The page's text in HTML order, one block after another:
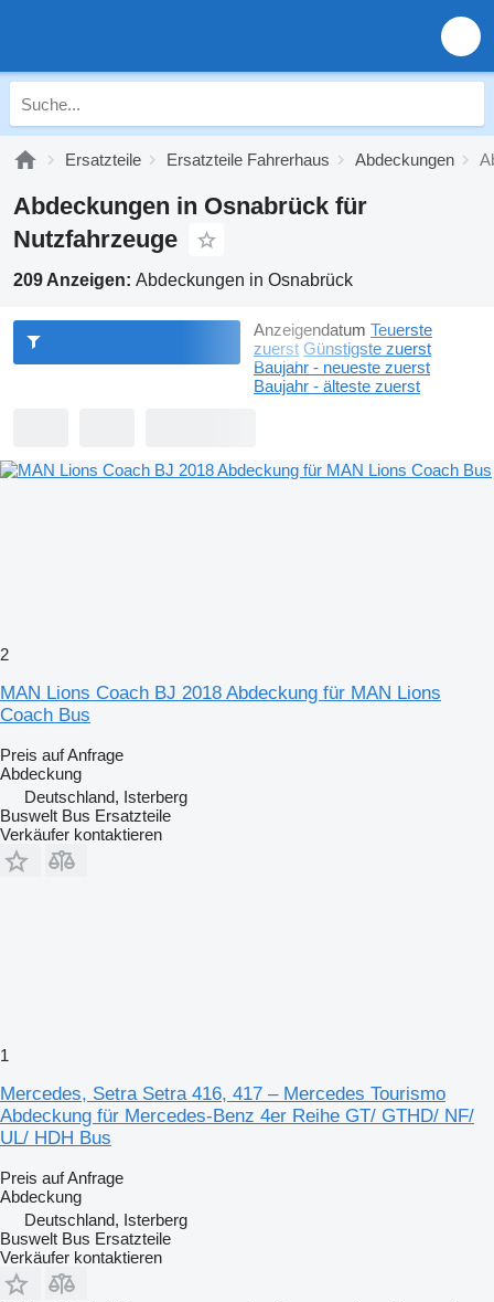
Ersatzteile Ersatzteile Fahrerhaus Abdeckungen
Abdeckungen in Osnabrück für
Nutzfahrzeuge
209 Anzeigen: Abdeckungen in Osnabrück
Anzeigendatum Teuerste
zuerst Günstigste zuerst
Baujahr - neueste zuerst
Baujahr - älteste zuerst
2
MAN Lions Coach BJ 2018 Abdeckung für MAN Lions
Coach Bus
Preis auf Anfrage
Abdeckung
Deutschland, Isterberg
Buswelt Bus Ersatzteile
Verkäufer kontaktieren
1
Mercedes, Setra Setra 416, 417 – Mercedes Tourismo
Abdeckung für Mercedes-Benz 4er Reihe GT/ GTHD/ NF/
UL/ HDH Bus
Preis auf Anfrage
Abdeckung
Deutschland, Isterberg
Buswelt Bus Ersatzteile
Verkäufer kontaktieren